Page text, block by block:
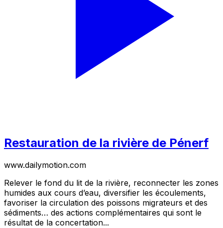
Restauration de la rivière de Pénerf
www.dailymotion.com
Relever le fond du lit de la rivière, reconnecter les zones
humides aux cours d’eau, diversifier les écoulements,
favoriser la circulation des poissons migrateurs et des
sédiments… des actions complémentaires qui sont le
résultat de la concertation...